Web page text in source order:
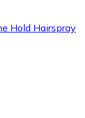
Hold Hairspray